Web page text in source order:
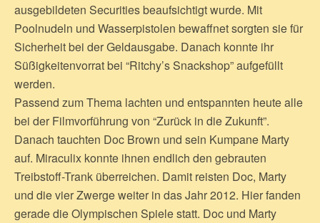
ausgebildeten Securities beaufsichtigt wurde. Mit
Poolnudeln und Wasserpistolen bewaffnet sorgten sie für
Sicherheit bei der Geldausgabe. Danach konnte ihr
Süßigkeitenvorrat bei “Ritchy’s Snackshop” aufgefüllt
werden.
Passend zum Thema lachten und entspannten heute alle
bei der Filmvorführung von “Zurück in die Zukunft”.
Danach tauchten Doc Brown und sein Kumpane Marty
auf. Miraculix konnte ihnen endlich den gebrauten
Treibstoff-Trank überreichen. Damit reisten Doc, Marty
und die vier Zwerge weiter in das Jahr 2012. Hier fanden
gerade die Olympischen Spiele statt. Doc und Marty